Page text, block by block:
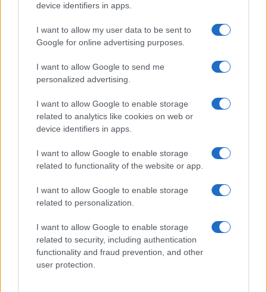
device identifiers in apps.
I want to allow my user data to be sent to
Google for online advertising purposes.
I want to allow Google to send me
personalized advertising.
I want to allow Google to enable storage
related to analytics like cookies on web or
device identifiers in apps.
I want to allow Google to enable storage
related to functionality of the website or app.
I want to allow Google to enable storage
related to personalization.
I want to allow Google to enable storage
related to security, including authentication
functionality and fraud prevention, and other
user protection.
Criptomonedas en 2026: análisis de su evolución y perspectivas
futuras
COTIZACIONES CRYPTO
Bitcoin
(BTC)
$65,047.00